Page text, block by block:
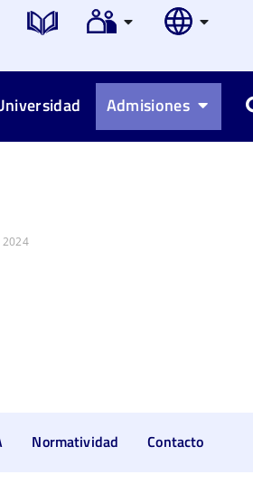
Admisiones
Normatividad Contacto